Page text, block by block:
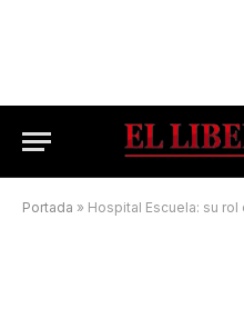
Portada » Hospital Escuela: su rol